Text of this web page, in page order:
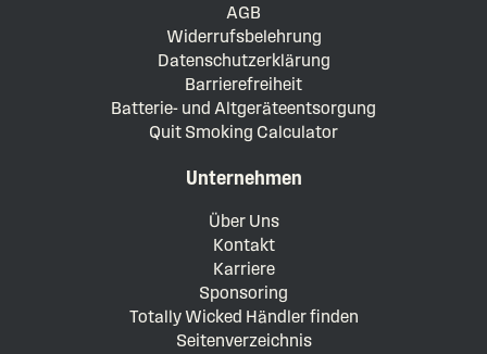
AGB
Widerrufsbelehrung
Datenschutzerklärung
Barrierefreiheit
Batterie- und Altgeräteentsorgung
Quit Smoking Calculator
Unternehmen
Über Uns
Kontakt
Karriere
Sponsoring
Totally Wicked Händler finden
Seitenverzeichnis